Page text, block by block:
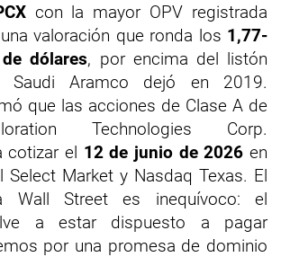
con la mayor OPV registrada
valoración que ronda los 1,77-
dólares, por encima del listón
Saudi Aramco dejó en 2019.
que las acciones de Clase A de
Technologies Corp.
cotizar el 12 de junio de 2026 en
Select Market y Nasdaq Texas. El
Wall Street es inequívoco: el
a estar dispuesto a pagar
por una promesa de dominio